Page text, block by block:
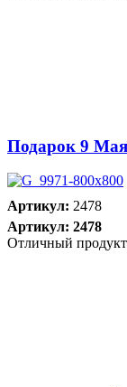
Подарок 9
Артикул: 2478
Артикул: 2478
Отличный